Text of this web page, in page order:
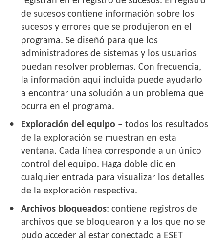
de sucesos contiene información sobre los
sucesos y errores que se produjeron en el
programa. Se diseñó para que los
administradores de sistemas y los usuarios
puedan resolver problemas. Con frecuencia,
la información aquí incluida puede ayudarlo
a encontrar una solución a un problema que
ocurra en el programa.
Exploración del equipo – todos los resultados
de la exploración se muestran en esta
ventana. Cada línea corresponde a un único
control del equipo. Haga doble clic en
cualquier entrada para visualizar los detalles
de la exploración respectiva.
Archivos bloqueados: contiene registros de
archivos que se bloquearon y a los que no se
pudo acceder al estar conectado a ESET